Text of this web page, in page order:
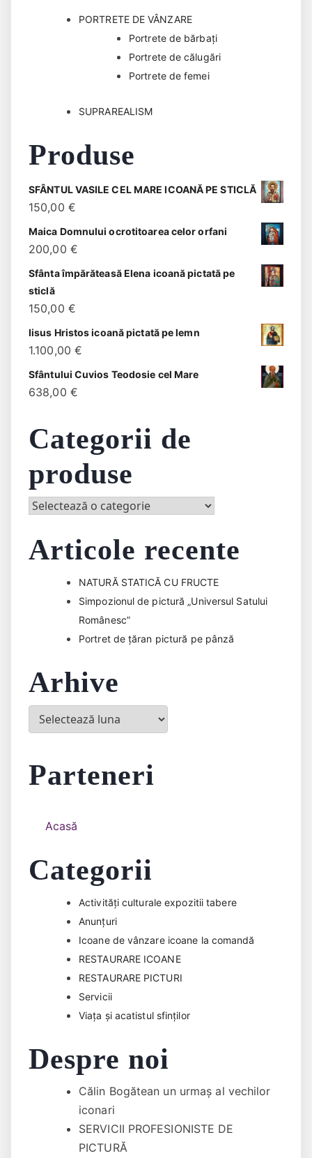
PORTRETE DE VÂNZARE
Portrete de bărbaţi
Portrete de călugări
Portrete de femei
SUPRAREALISM
Produse
SFÂNTUL VASILE CEL MARE ICOANĂ PE STICLĂ
150,00 €
Maica Domnului ocrotitoarea celor orfani
200,00 €
Sfânta împărăteasă Elena icoană pictată pe
sticlă
150,00 €
Iisus Hristos icoană pictată pe lemn
1.100,00 €
Sfântului Cuvios Teodosie cel Mare
638,00 €
Categorii de
produse
Articole recente
NATURĂ STATICĂ CU FRUCTE
Simpozionul de pictură „Universul Satului
Românesc”
Portret de țăran pictură pe pânză
Arhive
Arhive
Parteneri
Acasă
Categorii
Activități culturale expozitii tabere
Anunțuri
Icoane de vânzare icoane la comandă
RESTAURARE ICOANE
RESTAURARE PICTURI
Servicii
Viața și acatistul sfinților
Despre noi
Călin Bogătean un urmaş al vechilor
iconari
SERVICII PROFESIONISTE DE
PICTURĂ